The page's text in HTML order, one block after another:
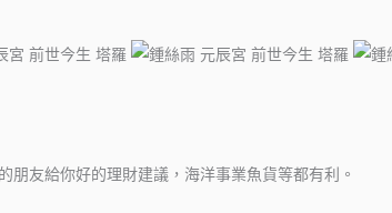
朋友給你好的理財建議，海洋事業魚貨等都有利。